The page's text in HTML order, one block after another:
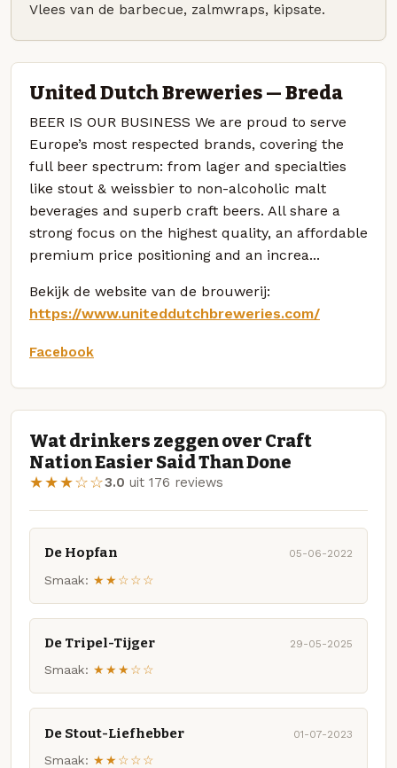
Vlees van de barbecue, zalmwraps, kipsate.
United Dutch Breweries — Breda
BEER IS OUR BUSINESS We are proud to serve
Europe’s most respected brands, covering the
full beer spectrum: from lager and specialties
like stout & weissbier to non-alcoholic malt
beverages and superb craft beers. All share a
strong focus on the highest quality, an affordable
premium price positioning and an increa...
Bekijk de website van de brouwerij:
https://www.uniteddutchbreweries.com/
Facebook
Wat drinkers zeggen over Craft
Nation Easier Said Than Done
★★★☆☆3.0 uit 176 reviews
De Hopfan 05-06-2022
Smaak: ★★☆☆☆
De Tripel-Tijger 29-05-2025
Smaak: ★★★☆☆
De Stout-Liefhebber 01-07-2023
Smaak: ★★☆☆☆